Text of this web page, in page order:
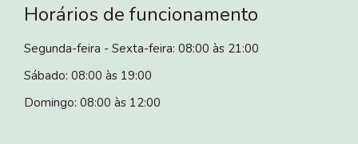
Horários de funcionamento
Segunda-feira - Sexta-feira: 08:00 às 21:00
Sábado: 08:00 às 19:00
Domingo: 08:00 às 12:00